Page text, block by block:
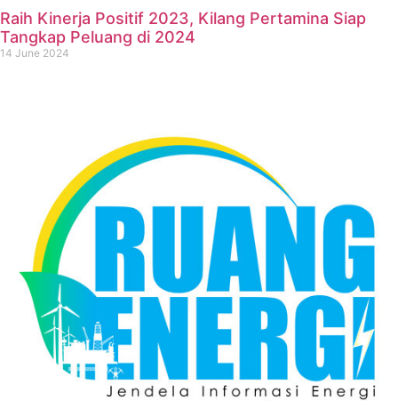
Raih Kinerja Positif 2023, Kilang Pertamina Siap
Tangkap Peluang di 2024
14 June 2024